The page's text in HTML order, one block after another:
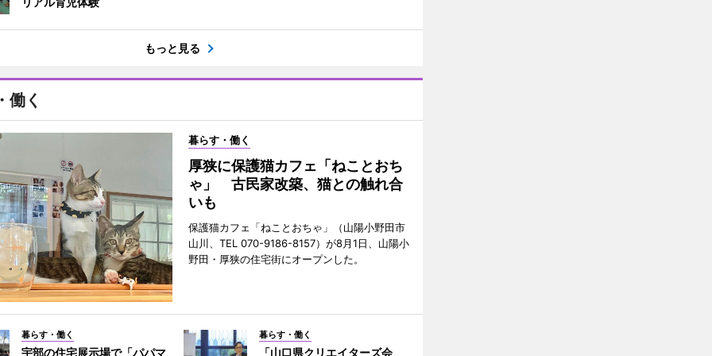
もっと見る
働く
暮らす・働く
厚狭に保護猫カフェ「ねことおち
ゃ」 古民家改築、猫との触れ合
いも
保護猫カフェ「ねことおちゃ」（山陽小野田市
山川、TEL 070-9186-8157）が8月1日、山陽小
野田・厚狭の住宅街にオープンした。
暮らす・働く
宇部の住宅展示場で「パパマ
暮らす・働く
「山口県クリエイターズ会